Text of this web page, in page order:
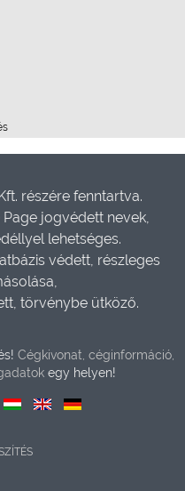
részére fenntartva.
jogvédett nevek,
lehetséges.
védett, részleges
törvénybe ütköző.
Cégkivonat, céginformáció,
egy helyen!